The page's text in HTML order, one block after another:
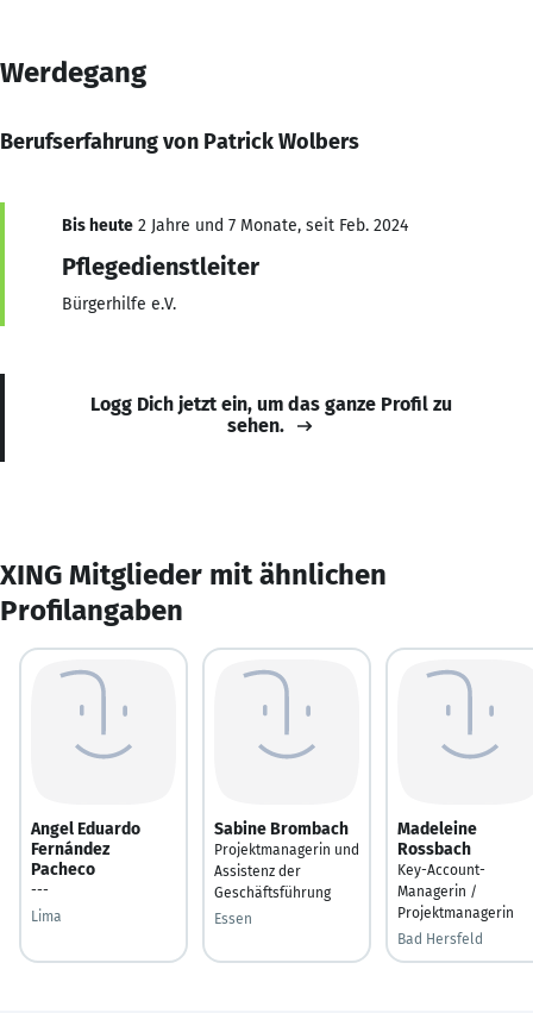
Werdegang
Berufserfahrung von Patrick Wolbers
Bis heute 2 Jahre und 7 Monate, seit Feb. 2024
Pflegedienstleiter
Bürgerhilfe e.V.
Logg Dich jetzt ein, um das ganze Profil zu
sehen.
XING Mitglieder mit ähnlichen
Profilangaben
Angel Eduardo
Fernández
Pacheco
---
Lima
Sabine Brombach
Projektmanagerin und
Assistenz der
Geschäftsführung
Essen
Madeleine
Rossbach
Key-Account-
Managerin /
Projektmanagerin
Bad Hersfeld